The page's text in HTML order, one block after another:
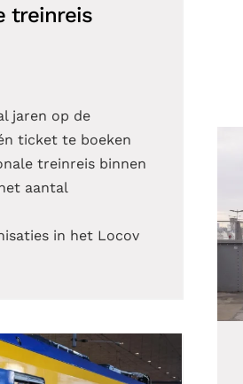
treinreis
jaren op de
ticket te boeken
treinreis binnen
aantal
in het Locov